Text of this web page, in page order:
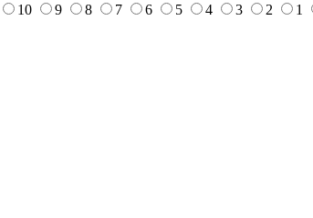
10 9 8 7 6 5 4 3 2 1